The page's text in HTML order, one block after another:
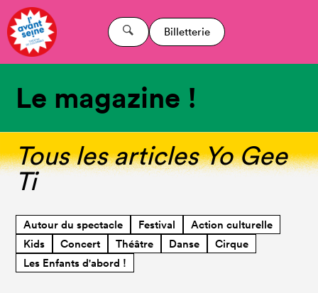
Billetterie
Le magazine !
Tous les articles Yo Gee
Ti
Autour du spectacle Festival
Action culturelle
Kids
Concert Théâtre Danse
Cirque
Les Enfants d'abord !